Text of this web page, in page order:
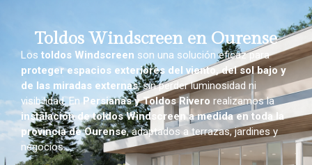
Toldos Windscreen en Ourense
Los toldos Windscreen son una solución eficaz para
proteger espacios exteriores del viento, del sol bajo y
de las miradas externas, sin perder luminosidad ni
visibilidad. EnPersianas y Toldos Rivero realizamos la
instalación de toldos Windscreen a medida en toda la
provincia de Ourense, adaptados a terrazas, jardines y
negocios.